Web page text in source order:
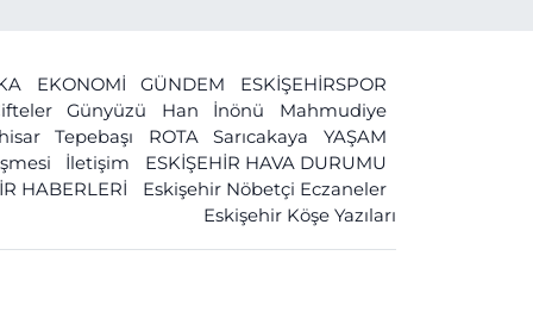
EKONOMİ GÜNDEM
ESKİŞEHİRSPOR
Günyüzü Han İnönü
Mahmudiye
Tepebaşı ROTA Sarıcakaya
YAŞAM
İletişim
ESKİŞEHİR HAVA DURUMU
HABERLERİ
Eskişehir Nöbetçi Eczaneler
Eskişehir Köşe Yazıları